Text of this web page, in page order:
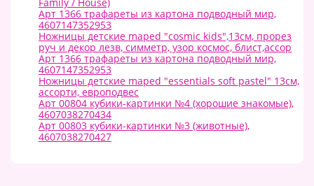
Арт 1366 трафареты из картона подводный мир,
4607147352953
Ножницы детские maped "cosmic kids",13см, прорез
руч и декор лезв, симметр, узор космос, блист,ассор
Арт 1366 трафареты из картона подводный мир,
4607147352953
Ножницы детские maped "essentials soft pastel" 13см,
ассорти, европодвес
Арт 00804 кубики-картинки №4 (хорошие знакомые),
4607038270434
Арт 00803 кубики-картинки №3 (животные),
4607038270427